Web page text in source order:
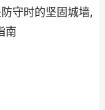
守时的坚固城墙,
南